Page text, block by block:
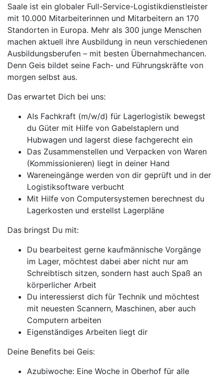
Saale ist ein globaler Full-Service-Logistikdienstleister
mit 10.000 Mitarbeiterinnen und Mitarbeitern an 170
Standorten in Europa. Mehr als 300 junge Menschen
machen aktuell ihre Ausbildung in neun verschiedenen
Ausbildungsberufen – mit besten Übernahmechancen.
Denn Geis bildet seine Fach- und Führungskräfte von
morgen selbst aus.
Das erwartet Dich bei uns:
Als Fachkraft (m/w/d) für Lagerlogistik bewegst
du Güter mit Hilfe von Gabelstaplern und
Hubwagen und lagerst diese fachgerecht ein
Das Zusammenstellen und Verpacken von Waren
(Kommissionieren) liegt in deiner Hand
Wareneingänge werden von dir geprüft und in der
Logistiksoftware verbucht
Mit Hilfe von Computersystemen berechnest du
Lagerkosten und erstellst Lagerpläne
Das bringst Du mit:
Du bearbeitest gerne kaufmännische Vorgänge
im Lager, möchtest dabei aber nicht nur am
Schreibtisch sitzen, sondern hast auch Spaß an
körperlicher Arbeit
Du interessierst dich für Technik und möchtest
mit neuesten Scannern, Maschinen, aber auch
Computern arbeiten
Eigenständiges Arbeiten liegt dir
Deine Benefits bei Geis:
Azubiwoche: Eine Woche in Oberhof für alle